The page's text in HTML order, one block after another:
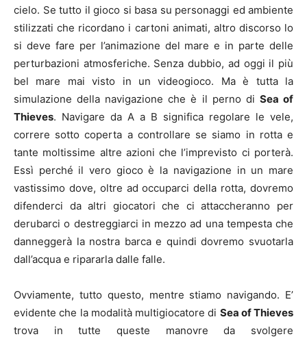
cielo. Se tutto il gioco si basa su personaggi ed ambiente
stilizzati che ricordano i cartoni animati, altro discorso lo
si deve fare per l’animazione del mare e in parte delle
perturbazioni atmosferiche. Senza dubbio, ad oggi il più
bel mare mai visto in un videogioco. Ma è tutta la
simulazione della navigazione che è il perno di Sea of
Thieves. Navigare da A a B significa regolare le vele,
correre sotto coperta a controllare se siamo in rotta e
tante moltissime altre azioni che l’imprevisto ci porterà.
Essì perché il vero gioco è la navigazione in un mare
vastissimo dove, oltre ad occuparci della rotta, dovremo
difenderci da altri giocatori che ci attaccheranno per
derubarci o destreggiarci in mezzo ad una tempesta che
danneggerà la nostra barca e quindi dovremo svuotarla
dall’acqua e ripararla dalle falle.
Ovviamente, tutto questo, mentre stiamo navigando. E’
evidente che la modalità multigiocatore di Sea of Thieves
trova in tutte queste manovre da svolgere